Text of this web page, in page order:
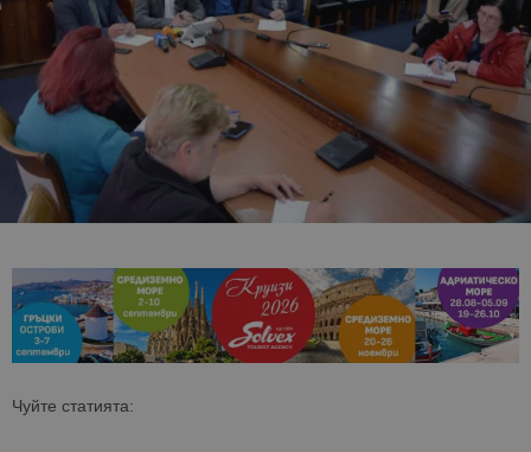
Чуйте статията: